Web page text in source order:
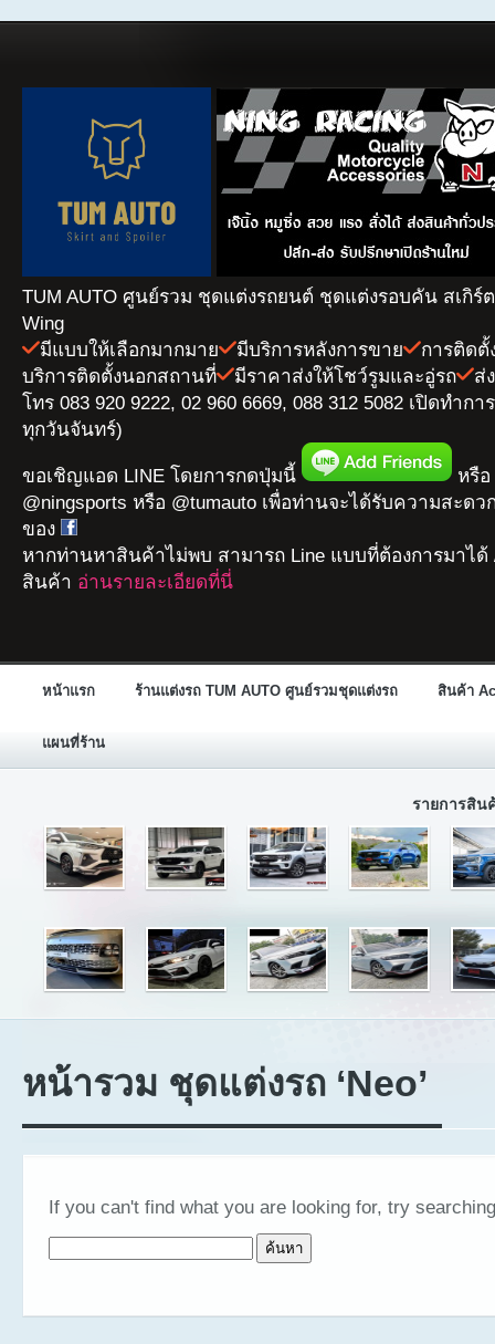
TUM AUTO ศูนย์รวม ชุดแต่งรถยนต์ ชุดแต่งรอบคัน สเกิร์
Wing
มีแบบให้เลือกมากมาย
มีบริการหลังการขาย
การติดตั้
บริการติดตั้งนอกสถานที่
มีราคาส่งให้โชว์รูมและอู่รถ
ส่
โทร 083 920 9222, 02 960 6669, 088 312 5082 เปิดทำก
ทุกวันจันทร์)
ขอเชิญแอด LINE โดยการกดปุ่มนี้
หรือ
@ningsports หรือ @tumauto เพื่อท่านจะได้รับความสะดว
ของ
หากท่านหาสินค้าไม่พบ สามารถ Line แบบที่ต้องการมาได้
สินค้า อ่านรายละเอียดที่นี่
หน้าแรก ร้านแต่งรถ TUM AUTO ศูนย์รวมชุดแต่งรถ สินค้า
แผนที่ร้าน
รายการสิน
หน้ารวม ชุดแต่งรถ ‘Neo’
If you can't find what you are looking for, try